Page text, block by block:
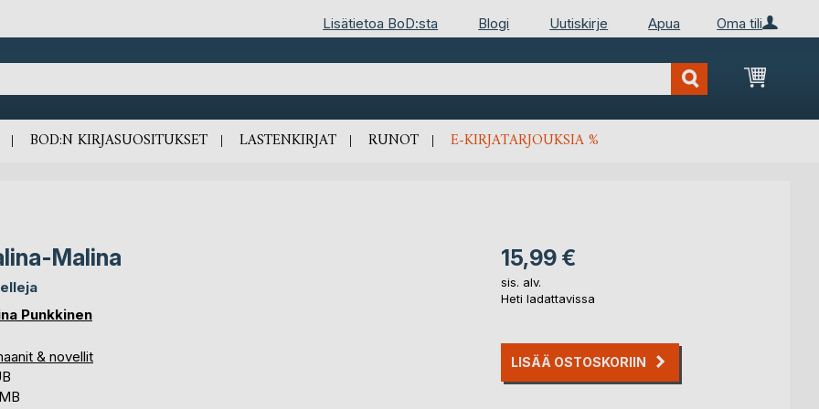
Oma tili
Lisätietoa BoD:sta Blogi Uutiskirje Apua
BOD:N KIRJASUOSITUKSET LASTENKIRJAT RUNOT E-KIRJATARJOUKSIA %
Malina
Punkkinen
& novellit
15,99 €
sis. alv.
Heti ladattavissa
LISÄÄ OSTOSKORIIN